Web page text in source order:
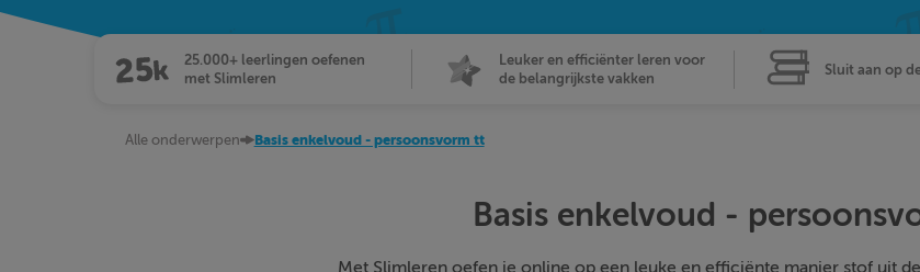
25.000+ leerlingen oefenen
met Slimleren
Leuker en efficiënter leren voor
de belangrijkste vakken
Sluit aan op
Alle onderwerpen Basis enkelvoud - persoonsvorm tt
Basis enkelvoud -
Met Slimleren oefen je online op een leuke en efficiënte manier stof uit